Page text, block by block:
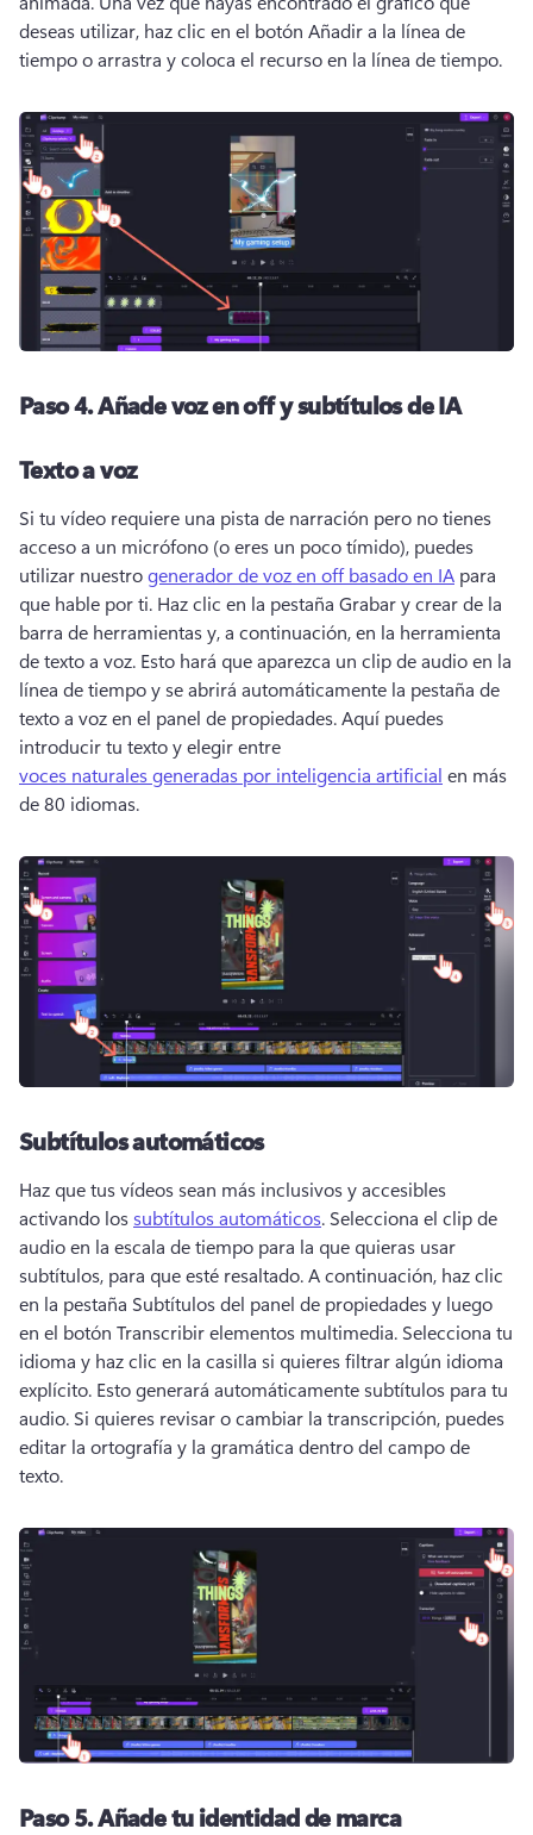
deseas utilizar, haz clic en el botón Añadir a la línea de
tiempo o arrastra y coloca el recurso en la línea de tiempo.
Paso 4.Añade voz en off y subtítulos de IA
Texto a voz
Si tu vídeo requiere una pista de narración pero no tienes
acceso a un micrófono (o eres un poco tímido), puedes
utilizar nuestro generador de voz en off basado en IA para
que hable por ti. Haz clic en la pestaña Grabar y crear de la
barra de herramientas y, a continuación, en la herramienta
de texto a voz. Esto hará que aparezca un clip de audio en la
línea de tiempo y se abrirá automáticamente la pestaña de
texto a voz en el panel de propiedades. Aquí puedes
introducir tu texto y elegir entre
voces naturales generadas por inteligencia artificial en más
de 80 idiomas.
Subtítulos automáticos
Haz que tus vídeos sean más inclusivos y accesibles
activando los subtítulos automáticos. Selecciona el clip de
audio en la escala de tiempo para la que quieras usar
subtítulos, para que esté resaltado. A continuación, haz clic
en la pestaña Subtítulos del panel de propiedades y luego
en el botón Transcribir elementos multimedia. Selecciona tu
idioma y haz clic en la casilla si quieres filtrar algún idioma
explícito. Esto generará automáticamente subtítulos para tu
audio. Si quieres revisar o cambiar la transcripción, puedes
editar la ortografía y la gramática dentro del campo de
texto.
Paso 5.Añade tu identidad de marca